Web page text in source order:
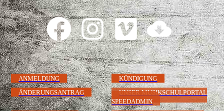
ANMELDUNG
KÜNDIGUNG
ÄNDERUNGSANTRAG
UNSER MUSIKSCHULPORTAL
SPEEDADMIN